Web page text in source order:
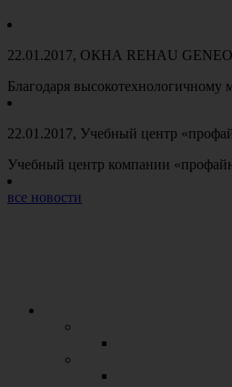
22.01.2017, ОКНА REHAU
Благодаря
22.01.2017, Учебный центр
Учебный центр компании
все новости